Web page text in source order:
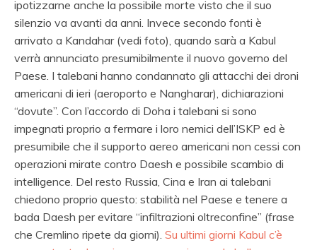
ipotizzarne anche la possibile morte visto che il suo
silenzio va avanti da anni. Invece secondo fonti è
arrivato a Kandahar (vedi foto), quando sarà a Kabul
verrà annunciato presumibilmente il nuovo governo del
Paese. I talebani hanno condannato gli attacchi dei droni
americani di ieri (aeroporto e Nangharar), dichiarazioni
“dovute”. Con l’accordo di Doha i talebani si sono
impegnati proprio a fermare i loro nemici dell’ISKP ed è
presumibile che il supporto aereo americani non cessi con
operazioni mirate contro Daesh e possibile scambio di
intelligence. Del resto Russia, Cina e Iran ai talebani
chiedono proprio questo: stabilità nel Paese e tenere a
bada Daesh per evitare “infiltrazioni oltreconfine” (frase
che Cremlino ripete da giorni). Su ultimi giorni Kabul c’è